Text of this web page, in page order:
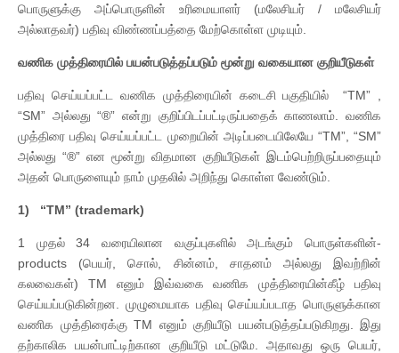
பொருளுக்கு அப்பொருளின் உரிமையாளர் (மலேசியர் / மலேசியர்
அல்லாதவர்) பதிவு விண்ணப்பத்தை மேற்கொள்ள முடியும்.
வணிக முத்திரையில் பயன்படுத்தப்படும் மூன்று வகையான குறியீடுகள்
பதிவு செய்யப்பட்ட வணிக முத்திரையின் கடைசி பகுதியில் “TM” ,
“SM” அல்லது “®” என்று குறிப்பிடப்பட்டிருப்பதைக் காணலாம். வணிக
முத்திரை பதிவு செய்யப்பட்ட முறையின் அடிப்படையிலேயே “TM”, “SM”
அல்லது “®” என மூன்று விதமான குறியீடுகள் இடம்பெற்றிருப்பதையும்
அதன் பொருளையும் நாம் முதலில் அறிந்து கொள்ள வேண்டும்.
1) “TM” (trademark)
1 முதல் 34 வரையிலான வகுப்புகளில் அடங்கும் பொருள்களின்-
products (பெயர், சொல், சின்னம், சாதனம் அல்லது இவற்றின்
கலவைகள்) TM எனும் இவ்வகை வணிக முத்திரையின்கீழ் பதிவு
செய்யப்படுகின்றன. முழுமையாக பதிவு செய்யப்படாத பொருளுக்கான
வணிக முத்திரைக்கு TM எனும் குறியீடு பயன்படுத்தப்படுகிறது. இது
தற்காலிக பயன்பாட்டிற்கான குறியீடு மட்டுமே. அதாவது ஒரு பெயர்,